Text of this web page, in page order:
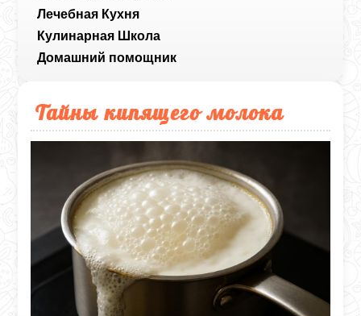
Лечебная Кухня
Кулинарная Школа
Домашний помощник
Тайны кипящего молока